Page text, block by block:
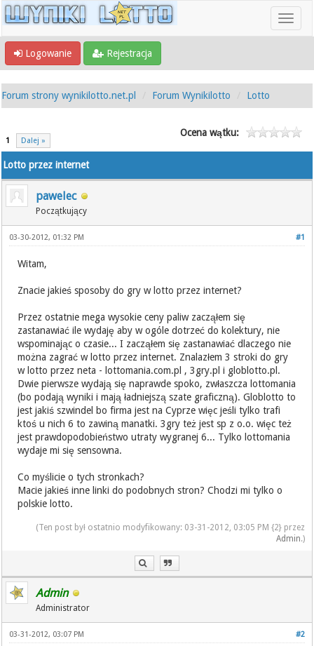
Logowanie Rejestracja
Forum strony wynikilotto.net.pl Forum Wynikilotto Lotto
1 Dalej »
Ocena wątku:
Lotto przez internet
pawelec
Początkujący
#1
03-30-2012, 01:32 PM
Witam,
Znacie jakieś sposoby do gry w lotto przez internet?
Przez ostatnie mega wysokie ceny paliw zacząłem się
zastanawiać ile wydaję aby w ogóle dotrzeć do kolektury, nie
wspominając o czasie... I zacząłem się zastanawiać dlaczego nie
można zagrać w lotto przez internet. Znalazłem 3 stroki do gry
w lotto przez neta - lottomania.com.pl , 3gry.pl i globlotto.pl.
Dwie pierwsze wydają się naprawde spoko, zwłaszcza lottomania
(bo podają wyniki i mają ładniejszą szate graficzną). Globlotto to
jest jakiś szwindel bo firma jest na Cyprze więc jeśli tylko trafi
ktoś u nich 6 to zawiną manatki. 3gry też jest sp z o.o. więc też
jest prawdopodobieństwo utraty wygranej 6... Tylko lottomania
wydaje mi się sensowna.
Co myślicie o tych stronkach?
Macie jakieś inne linki do podobnych stron? Chodzi mi tylko o
polskie lotto.
(Ten post był ostatnio modyfikowany: 03-31-2012, 03:05 PM {2} przez
Admin.)
Admin
Administrator
#2
03-31-2012, 03:07 PM